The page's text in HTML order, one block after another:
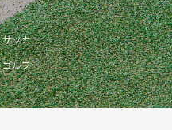
サッカー
ゴルフ